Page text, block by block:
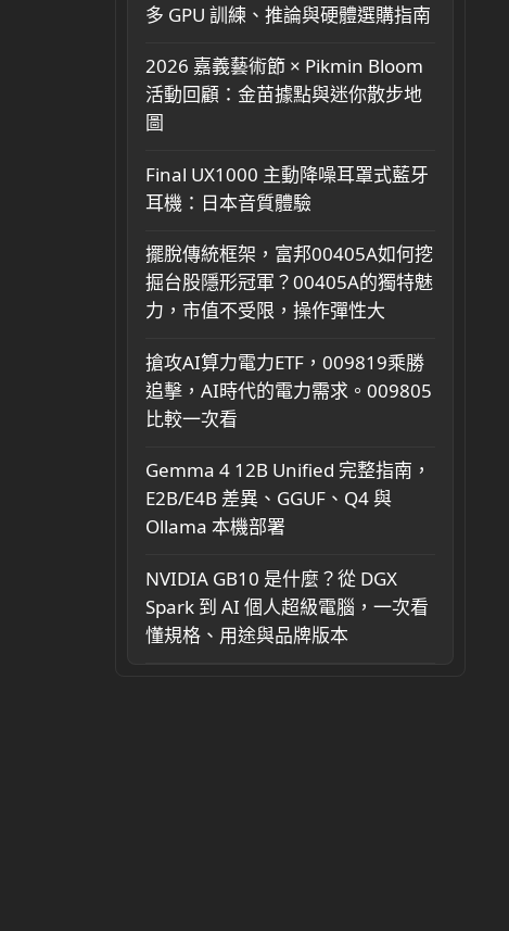
多 GPU 訓練、推論與硬體選購指南
2026 嘉義藝術節 × Pikmin Bloom
活動回顧：金苗據點與迷你散步地
圖
Final UX1000 主動降噪耳罩式藍牙
耳機：日本音質體驗
擺脫傳統框架，富邦00405A如何挖
掘台股隱形冠軍？00405A的獨特魅
力，市值不受限，操作彈性大
搶攻AI算力電力ETF，009819乘勝
追擊，AI時代的電力需求。009805
比較一次看
Gemma 4 12B Unified 完整指南，
E2B/E4B 差異、GGUF、Q4 與
Ollama 本機部署
NVIDIA GB10 是什麼？從 DGX
Spark 到 AI 個人超級電腦，一次看
懂規格、用途與品牌版本